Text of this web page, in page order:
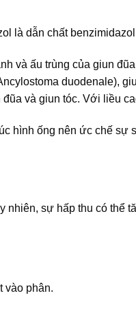
là dẫn chất
và ấu trùng của giun
duodenale),
và giun tóc. Với liều
hình ống nên ức chế sự
sự hấp thu có thể
vào phân.